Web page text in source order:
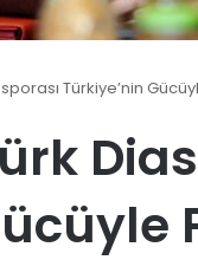
Türkiye’nin